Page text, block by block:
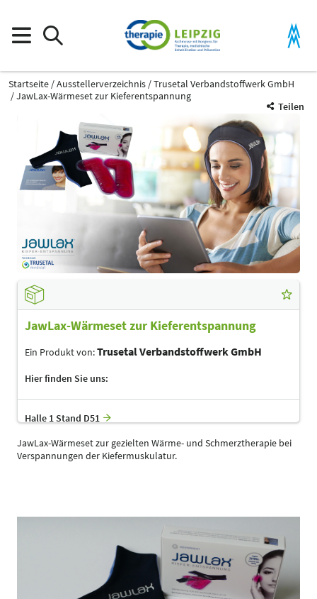
Startseite Ausstellerverzeichnis
Trusetal Verbandstoffwerk GmbH
JawLax-Wärmeset zur Kieferentspannung
Teilen
JawLax-Wärmeset zur Kieferentspannung
Ein Produkt von:Trusetal Verbandstoffwerk GmbH
Hier finden Sie uns:
Halle 1 Stand D51
JawLax-Wärmeset zur gezielten Wärme- und Schmerztherapie bei
Verspannungen der Kiefermuskulatur.